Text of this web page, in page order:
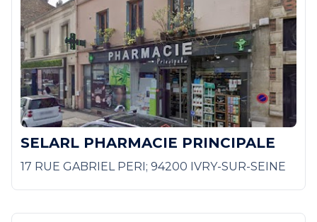
SELARL PHARMACIE PRINCIPALE
17 RUE GABRIEL PERI; 94200 IVRY-SUR-SEINE